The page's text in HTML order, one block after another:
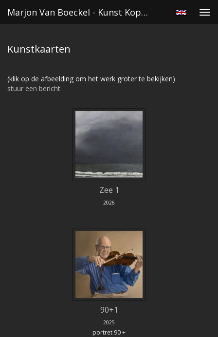
Marjon Van Boeckel - Kunst Kopen
Kunstkaarten
(klik op de afbeelding om het werk groter te bekijken)
stuur een bericht
Zee 1
2026
90+1
2025
portret 90 +